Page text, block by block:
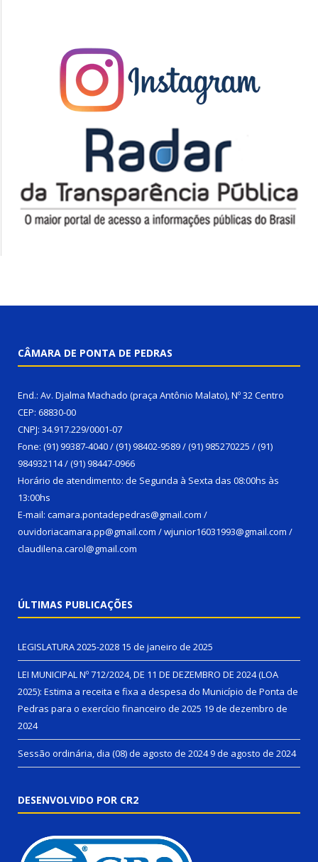
CÂMARA DE PONTA DE PEDRAS
End.: Av. Djalma Machado (praça Antônio Malato), Nº 32 Centro
CEP: 68830-00
CNPJ: 34.917.229/0001-07
Fone: (91) 99387-4040 / (91) 98402-9589 / (91) 985270225 / (91)
984932114 / (91) 98447-0966
Horário de atendimento: de Segunda à Sexta das 08:00hs às
13:00hs
E-mail: camara.pontadepedras@gmail.com /
ouvidoriacamara.pp@gmail.com / wjunior16031993@gmail.com /
claudilena.carol@gmail.com
ÚLTIMAS PUBLICAÇÕES
LEGISLATURA 2025-2028 15 de janeiro de 2025
LEI MUNICIPAL Nº 712/2024, DE 11 DE DEZEMBRO DE 2024 (LOA
2025): Estima a receita e fixa a despesa do Município de Ponta de
Pedras para o exercício financeiro de 2025 19 de dezembro de
2024
Sessão ordinária, dia (08) de agosto de 20249 de agosto de 2024
DESENVOLVIDO POR CR2